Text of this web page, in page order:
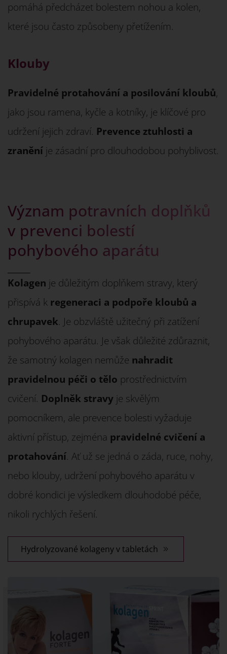
pomáhá předcházet bolestem nohou a kolen,
které jsou často způsobeny přetížením.
Klouby
Pravidelné protahování a posilování kloubů,
jako jsou ramena, kyčle a kotníky, je klíčové pro
udržení jejich zdraví. Prevence ztuhlosti a
zranění je zásadní pro dlouhodobou pohyblivost.
Význam potravních doplňků
v prevenci bolestí
pohybového aparátu
Kolagen je důležitým doplňkem stravy, který
přispívá k regeneraci a podpoře kloubů a
chrupavek. Je obzvláště užitečný při zatížení
pohybového aparátu. Je však důležité zdůraznit,
že samotný kolagen nemůže nahradit
pravidelnou péči o tělo prostřednictvím
cvičení. Doplněk stravy je skvělým
pomocníkem, ale prevence bolesti vyžaduje
aktivní přístup, zejména pravidelné cvičení a
protahování. Ať už se jedná o záda, ruce, nohy,
nebo klouby, udržení pohybového aparátu v
dobré kondici je výsledkem dlouhodobé péče,
nikoli rychlých řešení.
Hydrolyzované kolageny v tabletách